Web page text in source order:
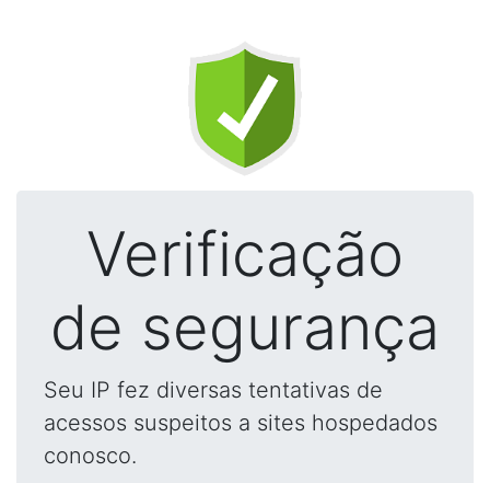
Verificação
de segurança
Seu IP fez diversas tentativas de
acessos suspeitos a sites hospedados
conosco.